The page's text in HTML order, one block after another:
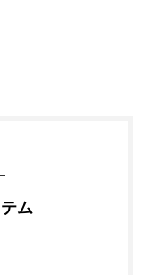
ム